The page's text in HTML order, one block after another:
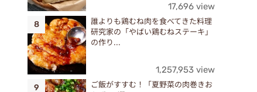
17,696 view
誰よりも鶏むね肉を食べてきた料理
研究家の「やばい鶏むねステーキ」
の作り...
1,257,953 view
ご飯がすすむ！「夏野菜の肉巻きお